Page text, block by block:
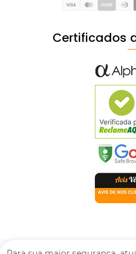
Certificados